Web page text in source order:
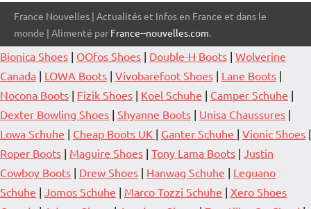
France Nouvelles | Actualités et Infos en France et dans le
monde | Alimenté par France--nouvelles.com.
Bionica Shoes | OOfos Shoes | Double-H Boots | Wolverine
Canada | LOWA Boots | Vivobarefoot Shoes | Lane Boots |
Nocona Boots | Fizik Shoes | Koel Schuhe | Camper Schuhe |
Dexter Bowling Shoes | Shyanne Boots | Unisa Chaussures |
Lowa Schuhe | Cheap Boots UK | Ganter Schuhe | Vionic Shoes |
Roper Boots | Maguire Shoes | Tony Lama Boots | Justin
Cowboy Boots | Drew Shoes | Hanwag Schuhe | Leguano
Schuhe | Jomos Schuhe | Marco Tozzi Schuhe | Xero Shoes